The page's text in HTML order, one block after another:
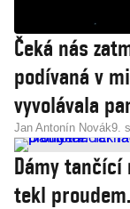
Čeká nás
podívaná v
vyvolávala
Jan Antonín Novák9.
Dámy
tekl